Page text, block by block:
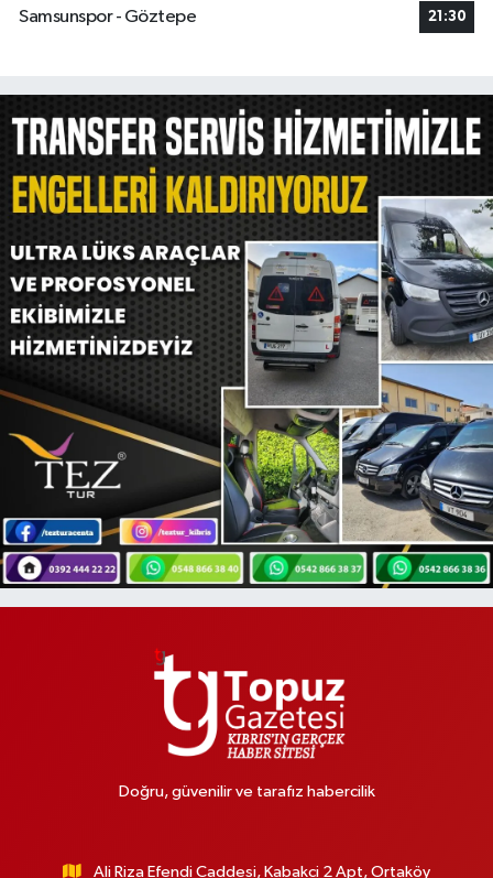
Samsunspor - Göztepe
21:30
Doğru, güvenilir ve tarafız habercilik
Ali Riza Efendi Caddesi, Kabakci 2 Apt, Ortaköy